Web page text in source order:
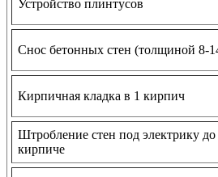
Устройство плинтусов
Снос бетонных стен (толщиной 8-
Кирпичная кладка в 1 кирпич
Штробление стен под электрику
кирпиче